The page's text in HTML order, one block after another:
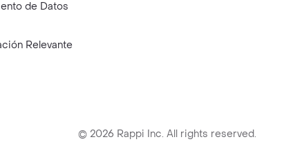
de Datos
Relevante
© 2026 Rappi Inc. All rights reserved.